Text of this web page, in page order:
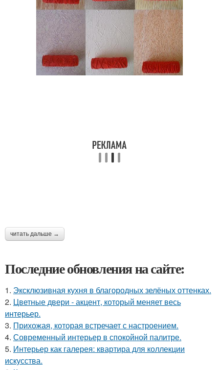
читать дальше →
Последние обновления на сайте:
1. Эксклюзивная кухня в благородных зелёных оттенках.
2. Цветные двери - акцент, который меняет весь
интерьер.
3. Прихожая, которая встречает с настроением.
4. Современный интерьер в спокойной палитре.
5. Интерьер как галерея: квартира для коллекции
искусства.